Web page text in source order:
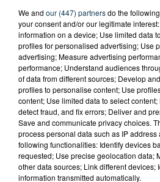
We and our (447) partnersdo the
your consent and/or our legitimate
information on a device; Use limited data
profiles for personalised advertising; Use
advertising; Measure advertising
performance; Understand audiences
of data from different sources; Develop
profiles to personalise content; Use
content; Use limited data to select
detect fraud, and fix errors; Deliver and
Save and communicate privacy choices.
process personal data such as IP
following functionalities: Identify devices
requested; Use precise geolocation data;
other data sources; Link different devices;
information transmitted automatically.